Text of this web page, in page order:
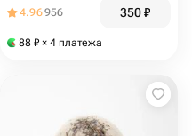
4.96956 350₽
88 ₽ × 4 платежа